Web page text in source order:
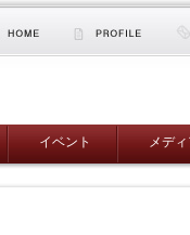
イベント メデ